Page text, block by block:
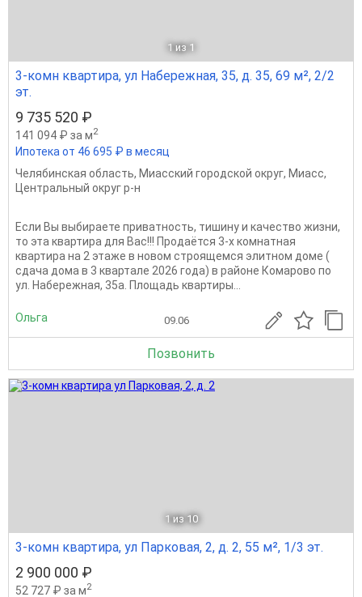
1 из 1
3-комн квартира, ул Набережная, 35, д. 35, 69 м², 2/2
эт.
9 735 520 ₽
141 094 ₽ за м2
Ипотека от 46 695 ₽ в месяц
Челябинская область, Миасский городской округ, Миасс,
Центральный округ р-н
Если Вы выбираете приватность, тишину и качество жизни,
то эта квартира для Вас!!! Продаётся 3-х комнатная
квартира на 2 этаже в новом строящемся элитном доме (
сдача дома в 3 квартале 2026 года) в районе Комарово по
ул. Набережная, 35а. Площадь квартиры...
Ольга 09.06
Позвонить
1 из 10
3-комн квартира, ул Парковая, 2, д. 2, 55 м², 1/3 эт.
2 900 000 ₽
52 727 ₽ за м2